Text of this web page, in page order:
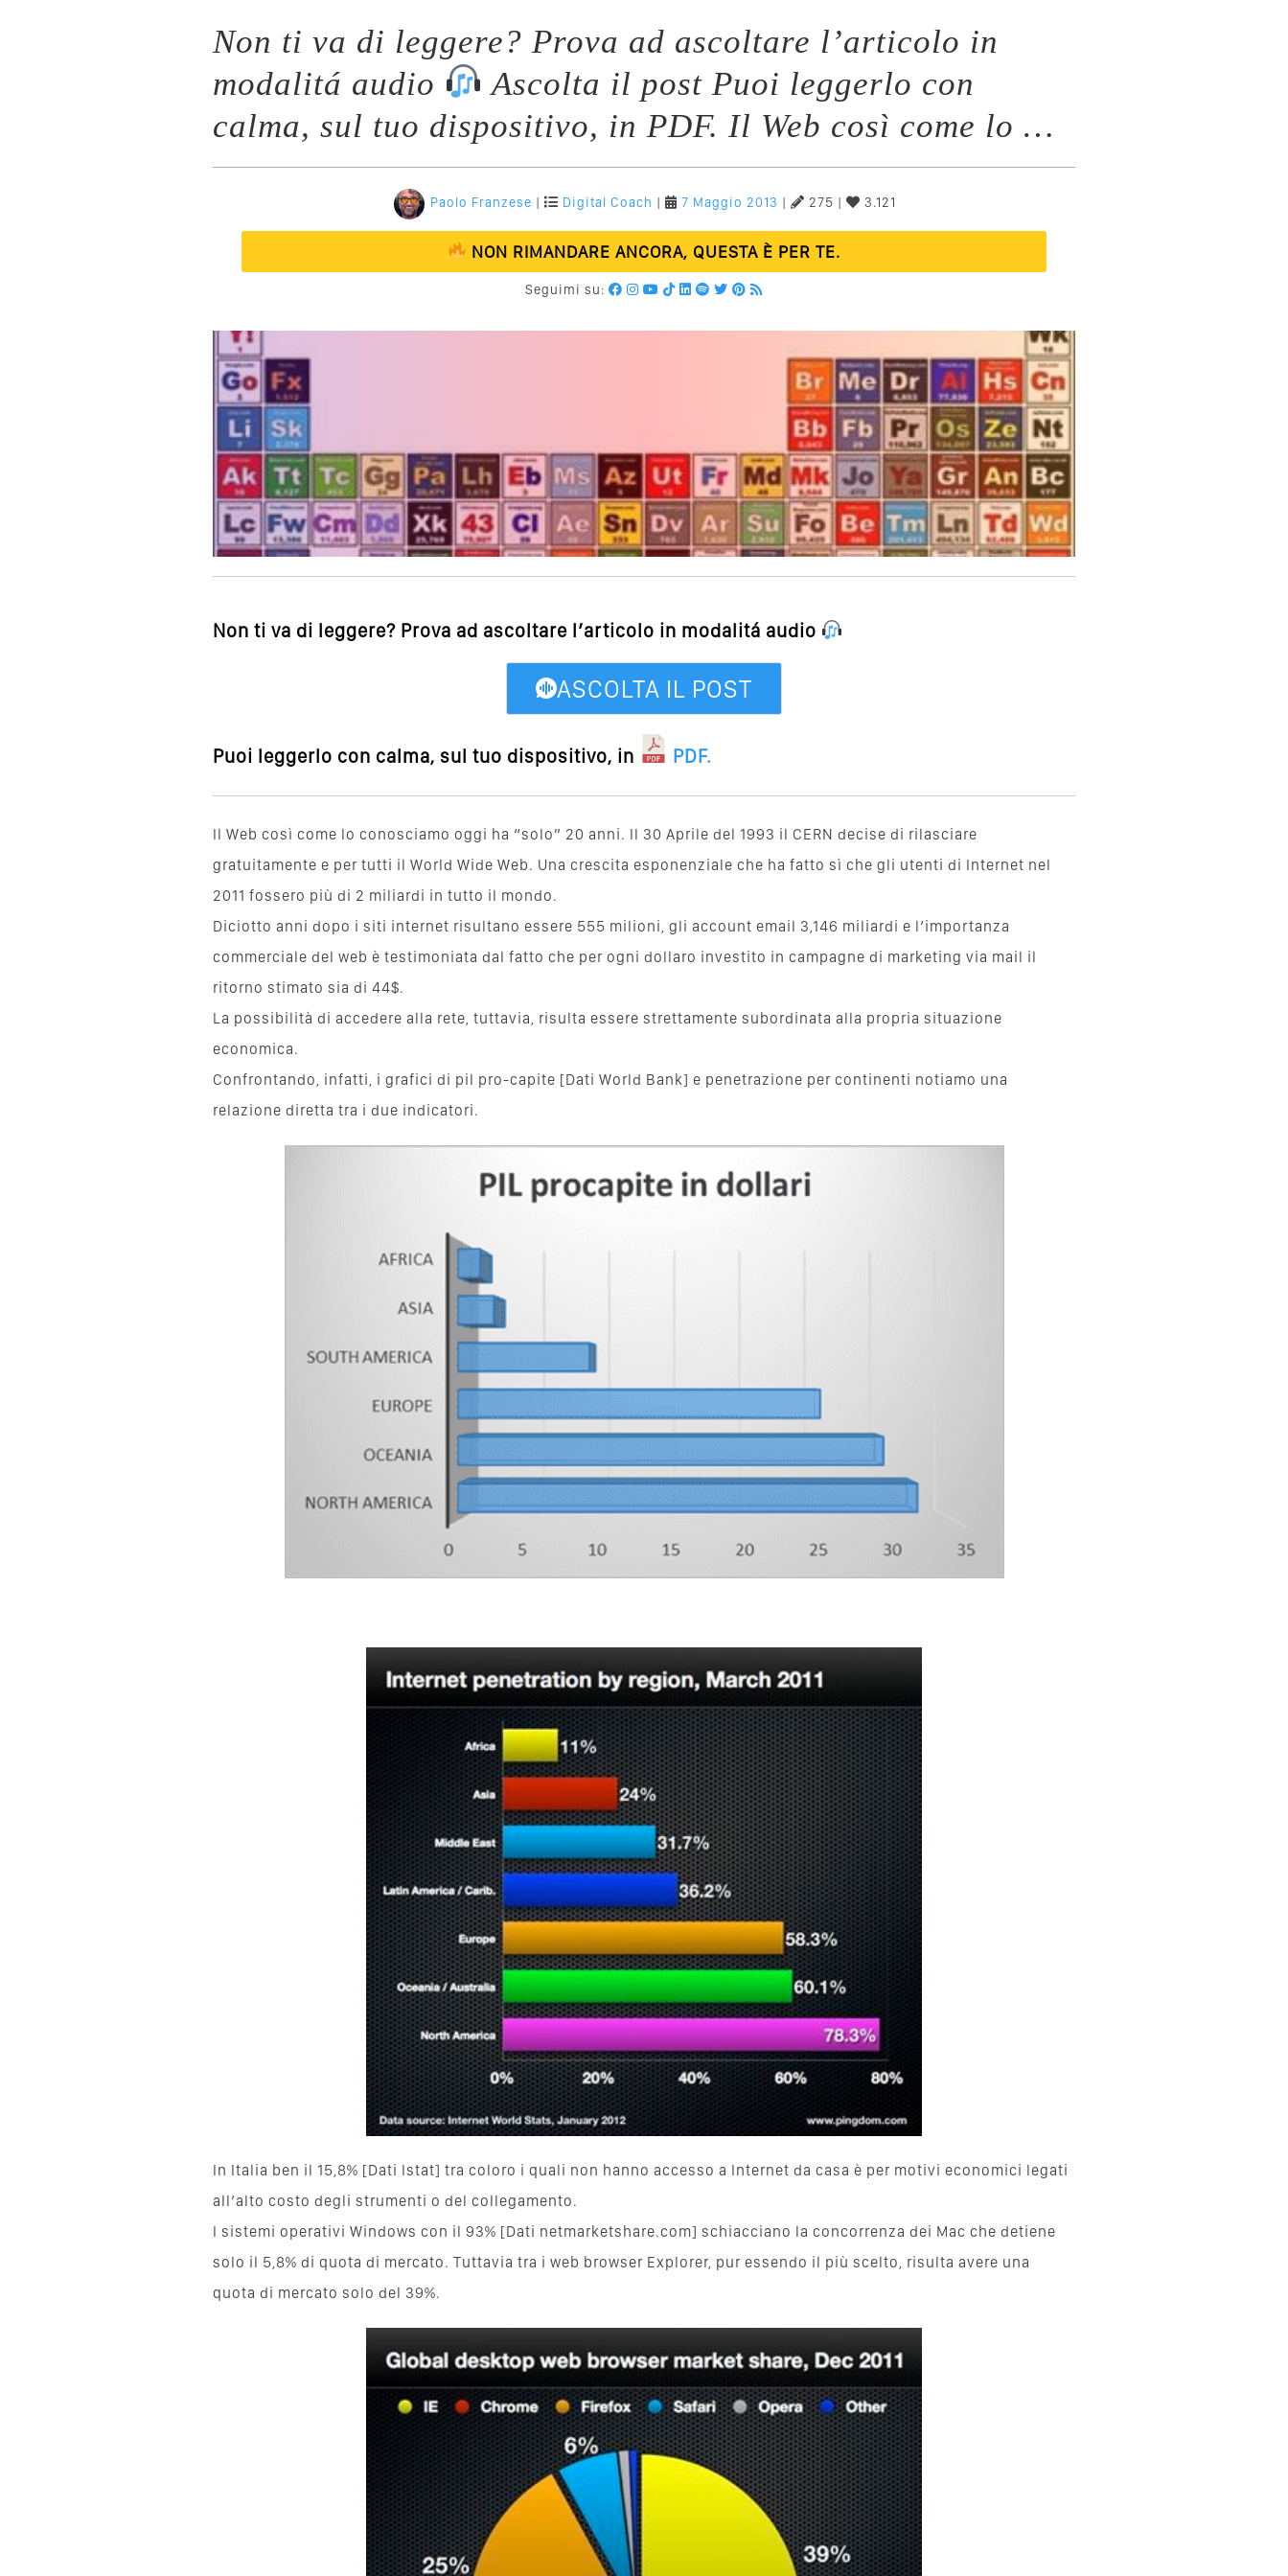
Non ti va di leggere? Prova ad ascoltare l’articolo in
modalitá audio
Ascolta il post Puoi leggerlo con
calma, sul tuo dispositivo, in PDF. Il Web così come lo …
Paolo Franzese | Digital Coach | 7 Maggio 2013 | 275 | 3.121
NON RIMANDARE ANCORA, QUESTA È PER TE.
Seguimi su:
Non ti va di leggere? Prova ad ascoltare l’articolo in modalitá audio
ASCOLTA IL POST
Puoi leggerlo con calma, sul tuo dispositivo, in PDF.
Il Web così come lo conosciamo oggi ha “solo” 20 anni. Il 30 Aprile del 1993 il CERN decise di rilasciare
gratuitamente e per tutti il World Wide Web. Una crescita esponenziale che ha fatto sì che gli utenti di Internet nel
2011 fossero più di 2 miliardi in tutto il mondo.
Diciotto anni dopo i siti internet risultano essere 555 milioni, gli account email 3,146 miliardi e l’importanza
commerciale del web è testimoniata dal fatto che per ogni dollaro investito in campagne di marketing via mail il
ritorno stimato sia di 44$.
La possibilità di accedere alla rete, tuttavia, risulta essere strettamente subordinata alla propria situazione
economica.
Confrontando, infatti, i grafici di pil pro-capite [Dati World Bank] e penetrazione per continenti notiamo una
relazione diretta tra i due indicatori.
In Italia ben il 15,8% [Dati Istat] tra coloro i quali non hanno accesso a Internet da casa è per motivi economici legati
all’alto costo degli strumenti o del collegamento.
I sistemi operativi Windows con il 93% [Dati netmarketshare.com] schiacciano la concorrenza dei Mac che detiene
solo il 5,8% di quota di mercato. Tuttavia tra i web browser Explorer, pur essendo il più scelto, risulta avere una
quota di mercato solo del 39%.